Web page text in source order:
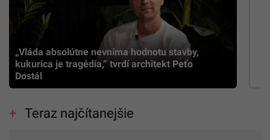
„Vláda absolútne nevníma hodnotu stavby,
kukurica je tragédia,” tvrdí architekt Peťo
Dostál
Teraz najčítanejšie